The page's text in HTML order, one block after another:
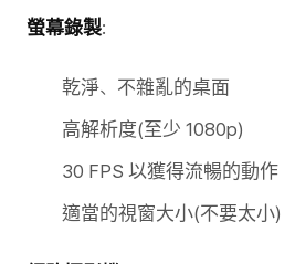
螢幕錄製:
乾淨、不雜亂的桌面
高解析度(至少 1080p)
30 FPS 以獲得流暢的動作
適當的視窗大小(不要太小)